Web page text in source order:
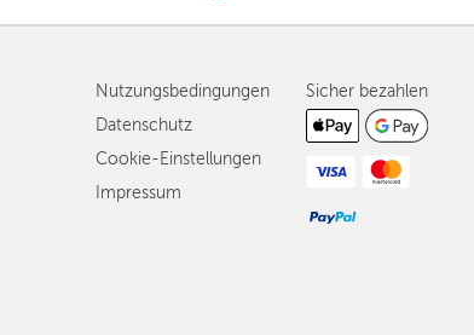
Nutzungsbedingungen
Datenschutz
Cookie-Einstellungen
Impressum
Sicher bezahlen